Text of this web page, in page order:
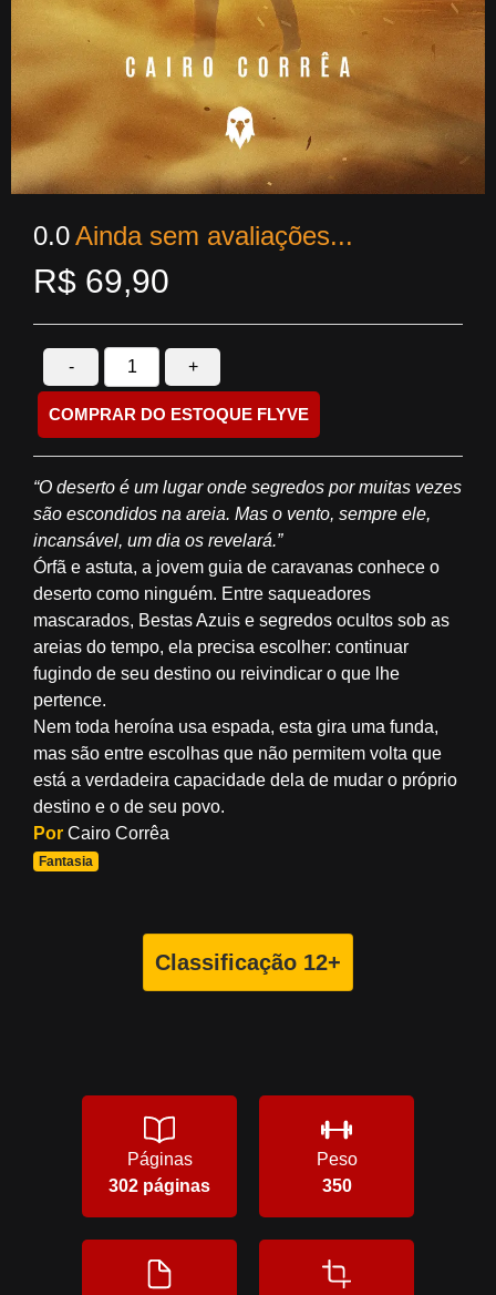
0.0Ainda sem avaliações...
R$ 69,90
- +
COMPRAR DO ESTOQUE FLYVE
“O deserto é um lugar onde segredos por muitas vezes
são escondidos na areia. Mas o vento, sempre ele,
incansável, um dia os revelará.”
Órfã e astuta, a jovem guia de caravanas conhece o
deserto como ninguém. Entre saqueadores
mascarados, Bestas Azuis e segredos ocultos sob as
areias do tempo, ela precisa escolher: continuar
fugindo de seu destino ou reivindicar o que lhe
pertence.
Nem toda heroína usa espada, esta gira uma funda,
mas são entre escolhas que não permitem volta que
está a verdadeira capacidade dela de mudar o próprio
destino e o de seu povo.
Por Cairo Corrêa
Fantasia
Classificação 12+
Páginas
302 páginas
Peso
350